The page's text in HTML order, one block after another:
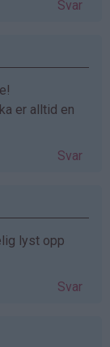
Svar
er alltid en
Svar
lyst opp
Svar